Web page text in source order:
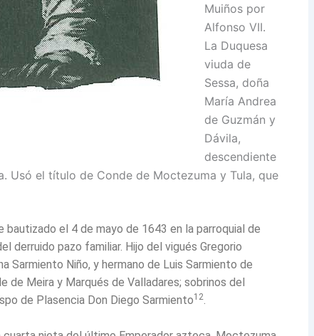
Muiños por
Alfonso VII.
La Duquesa
viuda de
Sessa, doña
María Andrea
de Guzmán y
Dávila,
descendiente
Usó el título de Conde de Moctezuma y Tula, que
el 4 de mayo de 1643 en la parroquial de
derruido pazo familiar. Hijo del vigués Gregorio
Sarmiento Niño, y hermano de Luis Sarmiento de
de Meira y Marqués de Valladares; sobrinos del
de Plasencia Don Diego Sarmiento12